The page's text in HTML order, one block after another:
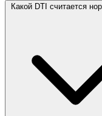
Какой DTI считается